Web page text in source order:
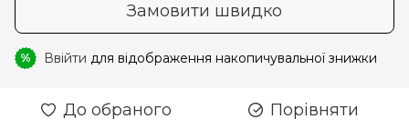
Замовити швидко
% Ввійти для відображення накопичувальної знижки
До обраного Порівняти